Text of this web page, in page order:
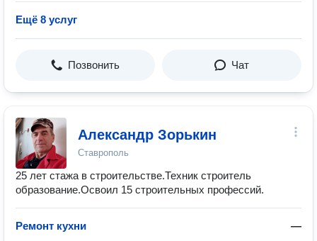
Ещё 8 услуг
Позвонить Чат
Александр Зорькин
Ставрополь
25 лет стажа в строительстве.Техник строитель
образование.Освоил 15 строительных профессий.
Ремонт кухни —